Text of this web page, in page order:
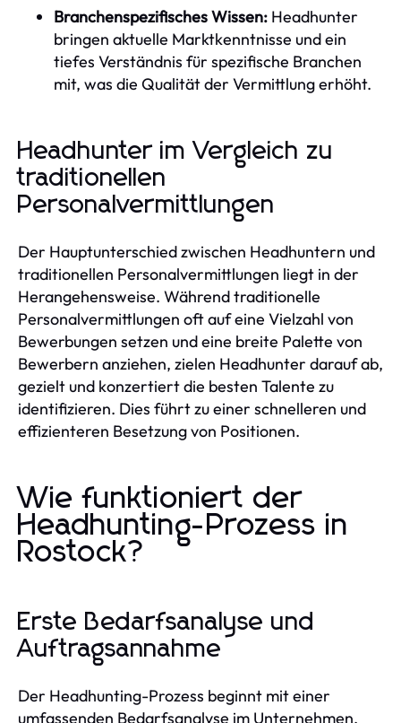
Branchenspezifisches Wissen: Headhunter
bringen aktuelle Marktkenntnisse und ein
tiefes Verständnis für spezifische Branchen
mit, was die Qualität der Vermittlung erhöht.
Headhunter im Vergleich zu
traditionellen
Personalvermittlungen
Der Hauptunterschied zwischen Headhuntern und
traditionellen Personalvermittlungen liegt in der
Herangehensweise. Während traditionelle
Personalvermittlungen oft auf eine Vielzahl von
Bewerbungen setzen und eine breite Palette von
Bewerbern anziehen, zielen Headhunter darauf ab,
gezielt und konzertiert die besten Talente zu
identifizieren. Dies führt zu einer schnelleren und
effizienteren Besetzung von Positionen.
Wie funktioniert der
Headhunting-Prozess in
Rostock?
Erste Bedarfsanalyse und
Auftragsannahme
Der Headhunting-Prozess beginnt mit einer
umfassenden Bedarfsanalyse im Unternehmen.